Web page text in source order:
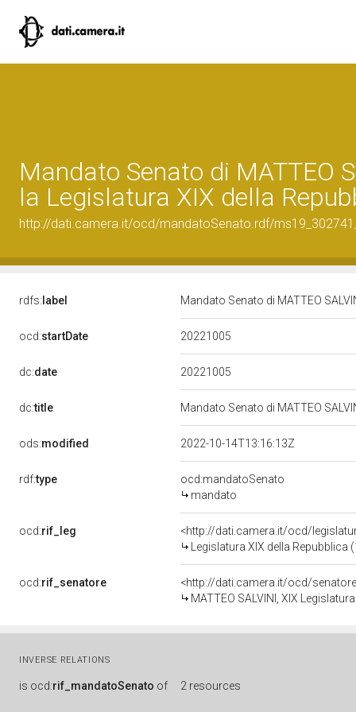
Mandato Senato di MATTEO
la Legislatura XIX della
http://dati.camera.it/ocd/mandatoSenato.rdf/
rdfs: label Mandato Senato di MATTEO
ocd:startDate 20221005
dc:date 20221005
dc:title Mandato Senato di MATTEO
ods:modified 2022-10-14T13:16:13Z
rdf:type
ocd:mandatoSenato
mandato
ocd:rif_leg
<http://dati.camera.it/ocd/
Legislatura XIX della Repubblica
ocd:rif_senatore
<http://dati.camera.it/ocd/
MATTEO SALVINI, XIX
INVERSE RELATIONS
is ocd:rif_mandatoSenato of 2 resources